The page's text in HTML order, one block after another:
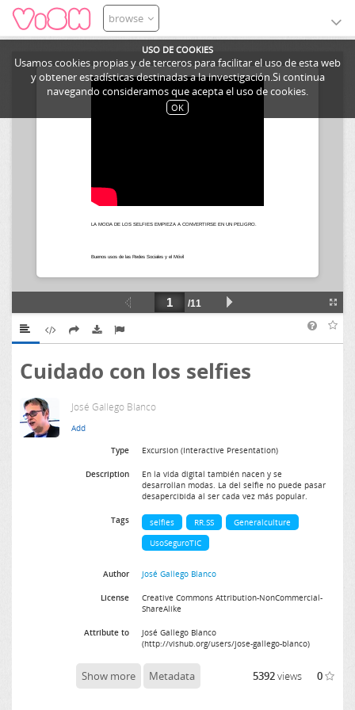
USO DE COOKIES
Usamos cookies propias y de terceros para facilitar el uso de esta web
y obtener estadísticas destinadas a la investigación.Si continua
navegando consideramos que acepta el uso de cookies.
OK
browse
Cuidado con los selfies
José Gallego Blanco
Type Excursion (Interactive Presentation)
Description
En la vida digital también nacen y se
desarrollan modas. La del selfie no puede pasar
desapercibida al ser cada vez más popular.
Tags selfies RR.SS
Generalculture
UsoSeguroTIC
Author José Gallego Blanco
License
Creative Commons Attribution-NonCommercial-
ShareAlike
Attribute to
José Gallego Blanco
(http://vishub.org/users/jose-gallego-blanco)
Show more Metadata 5392views 0